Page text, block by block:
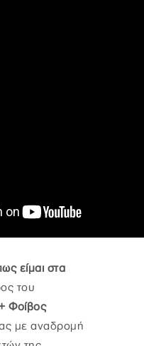
είμαι στα
του
Φοίβος
με αναδρομή